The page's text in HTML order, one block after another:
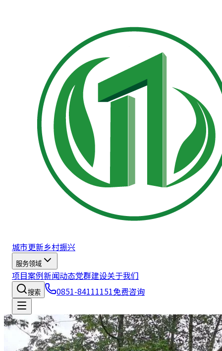
城市更新乡村振兴
服务领域
项目案例新闻动态党群建设关于我们
搜索 0851-84111151免费咨询